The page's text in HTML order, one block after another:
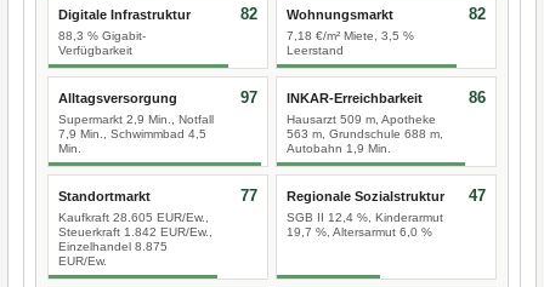
Digitale Infrastruktur
88,3 % Gigabit-
Verfügbarkeit
82 Wohnungsmarkt
7,18 €/m² Miete, 3,5 %
Leerstand
82
Alltagsversorgung
Supermarkt 2,9 Min., Notfall
7,9 Min., Schwimmbad 4,5
Min.
97 INKAR-Erreichbarkeit
Hausarzt 509 m, Apotheke
563 m, Grundschule 688 m,
Autobahn 1,9 Min.
86
Standortmarkt
Kaufkraft 28.605 EUR/Ew.,
Steuerkraft 1.842 EUR/Ew.,
Einzelhandel 8.875
EUR/Ew.
77 Regionale Sozialstruktur
SGB II 12,4 %, Kinderarmut
19,7 %, Altersarmut 6,0 %
47